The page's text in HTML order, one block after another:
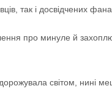
так і досвідчених
про минуле й
світом, нині